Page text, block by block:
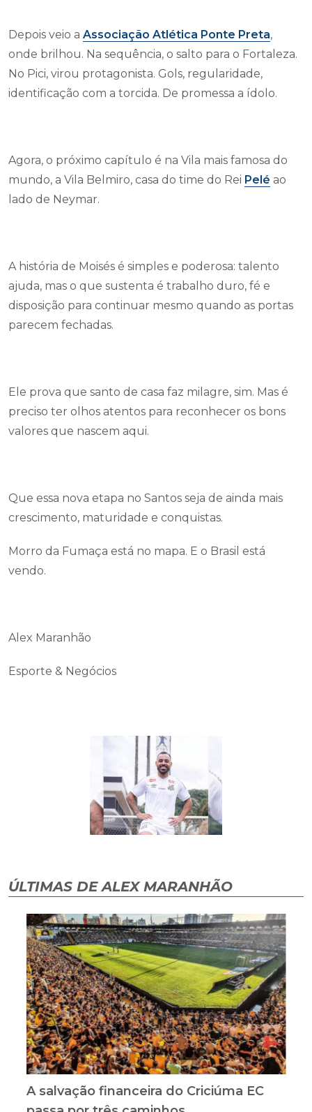
Depois veio a Associação Atlética Ponte Preta,
onde brilhou. Na sequência, o salto para o Fortaleza.
No Pici, virou protagonista. Gols, regularidade,
identificação com a torcida. De promessa a ídolo.
Agora, o próximo capítulo é na Vila mais famosa do
mundo, a Vila Belmiro, casa do time do Rei Pelé ao
lado de Neymar.
A história de Moisés é simples e poderosa: talento
ajuda, mas o que sustenta é trabalho duro, fé e
disposição para continuar mesmo quando as portas
parecem fechadas.
Ele prova que santo de casa faz milagre, sim. Mas é
preciso ter olhos atentos para reconhecer os bons
valores que nascem aqui.
Que essa nova etapa no Santos seja de ainda mais
crescimento, maturidade e conquistas.
Morro da Fumaça está no mapa. E o Brasil está
vendo.
Alex Maranhão
Esporte & Negócios
ÚLTIMAS DE ALEX MARANHÃO
A salvação financeira do Criciúma EC